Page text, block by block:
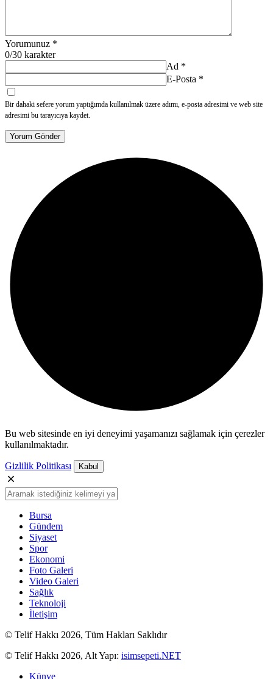
Yorumunuz *
0/30 karakter
Ad *
E-Posta *
Bir dahaki sefere yorum yaptığımda kullanılmak üzere adımı, e-posta adresimi ve web site
adresimi bu tarayıcıya kaydet.
Yorum Gönder
Bu web sitesinde en iyi deneyimi yaşamanızı sağlamak için çerezler
kullanılmaktadır.
Gizlilik Politikası Kabul
Bursa
Gündem
Siyaset
Spor
Ekonomi
Foto Galeri
Video Galeri
Sağlık
Teknoloji
İletişim
© Telif Hakkı 2026, Tüm Hakları Saklıdır
© Telif Hakkı 2026, Alt Yapı: isimsepeti.NET
Künye